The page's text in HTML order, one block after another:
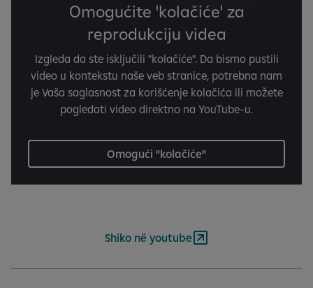
Omogućite 'kolačiće' za
reprodukciju videa
Izgleda da ste isključili "kolačiće". Da bismo pustili
video u kontekstu naše veb stranice, potrebna nam
je Vaša saglasnost za korišćenje kolačića ili možete
pogledati video direktno na YouTube-u.
Omogući "kolačiće"
Shiko në youtube